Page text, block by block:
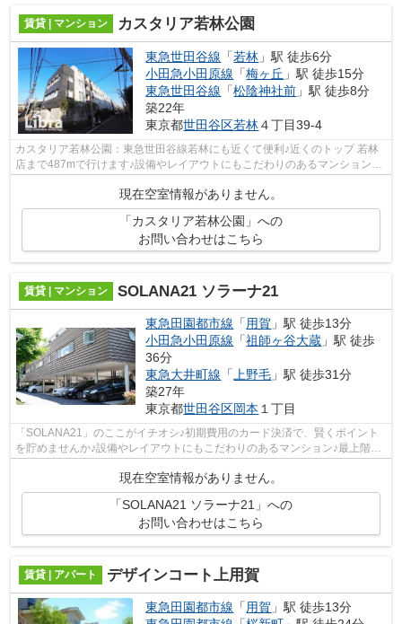
賃貸 | マンション カスタリア若林公園
東急世田谷線 「若林 」駅 徒歩6分
小田急小田原線 「梅ヶ丘 」駅 徒歩15分
東急世田谷線 「松陰神社前 」駅 徒歩8分
築22年
東京都世田谷区若林４丁目39-4
カスタリア若林公園：東急世田谷線若林にも近くて便利♪近くのトップ 若林
店まで487mで行けます♪設備やレイアウトにもこだわりのあるマンション♪
現在空室情報がありません。
「カスタリア若林公園」への
お問い合わせはこちら
賃貸 | マンション SOLANA21 ソラーナ21
東急田園都市線 「 用賀 」駅 徒歩13分
小田急小田原線 「祖師ヶ谷大蔵 」駅 徒歩
36分
東急大井町線 「 上野毛 」駅 徒歩31分
築27年
東京都世田谷区岡本 １丁目
「SOLANA21」のここがイチオシ♪初期費用のカード決済で、賢くポイント
を貯めませんか♪設備やレイアウトにもこだわりのあるマンション♪最上階の
マンションなので、きっとご満足頂けるか...
現在空室情報がありません。
「SOLANA21 ソラーナ21」への
お問い合わせはこちら
賃貸 | アパート デザインコート上用賀
東急田園都市線 「 用賀 」駅 徒歩13分